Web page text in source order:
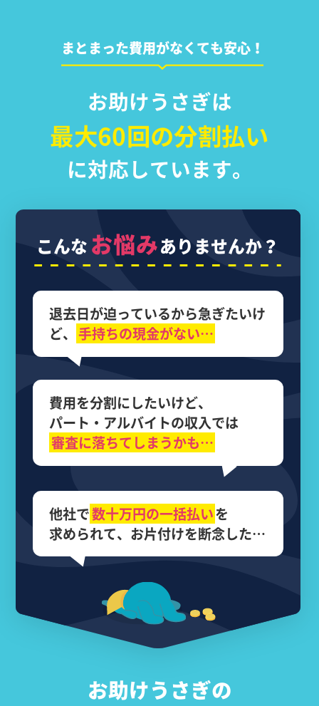
まとまった費用がなくても安心！
お助けうさぎは
最大60回の分割払い
に対応しています。
こんなお悩みありませんか？
退去日が迫っているから急ぎたいけ
ど、 手持ちの現金がない…
費用を分割にしたいけど、
パート・アルバイトの収入では
審査に落ちてしまうかも…
他社で数十万円の一括払いを
求められて、 お片付けを断念した…
お助けうさぎの